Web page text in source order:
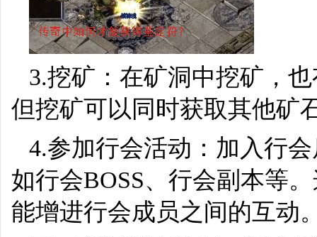
3.挖矿：在矿洞中挖矿，
但挖矿可以同时获取其他矿
4.参加行会活动：加入行
如行会BOSS、行会副本等
能增进行会成员之间的互动